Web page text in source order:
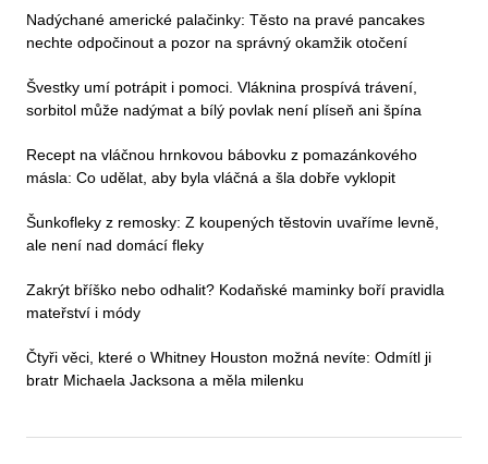
Nadýchané americké palačinky: Těsto na pravé pancakes
nechte odpočinout a pozor na správný okamžik otočení
Švestky umí potrápit i pomoci. Vláknina prospívá trávení,
sorbitol může nadýmat a bílý povlak není plíseň ani špína
Recept na vláčnou hrnkovou bábovku z pomazánkového
másla: Co udělat, aby byla vláčná a šla dobře vyklopit
Šunkofleky z remosky: Z koupených těstovin uvaříme levně,
ale není nad domácí fleky
Zakrýt bříško nebo odhalit? Kodaňské maminky boří pravidla
mateřství i módy
Čtyři věci, které o Whitney Houston možná nevíte: Odmítl ji
bratr Michaela Jacksona a měla milenku